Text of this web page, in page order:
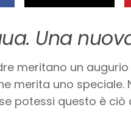
Una
meritano un
merita uno
potessi questo è ciò